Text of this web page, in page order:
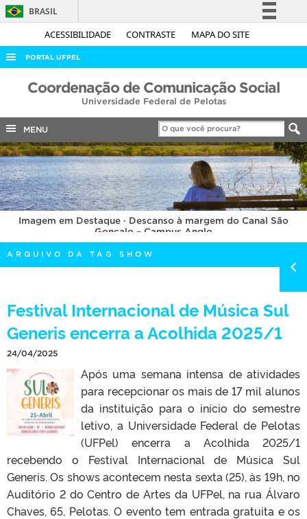
ACESSIBILIDADE CONTRASTE MAPA DO SITE
BRASIL
Simplifique!
Acesso à informação
Legislação
Canais
PORTAL UFPEL
ACESSO À INFORMAÇÃO
COBALTO
CONCURSOS
EDITAIS
INTERNACIONAL
OUVIDORIA
PORTARIAS
TELEFONES
Coordenação de Comunicação Social
Universidade Federal de Pelotas
MENU
Imagem em Destaque · Descanso à margem do Canal São
Gonçalo – Campus Anglo
ARQUIVO DA TAG SHOW
Festival Internacional de Música Sul
Generis encerra a Acolhida 2025/1
24/04/2025
Após uma semana intensa de atividades
para recepcionar os mais de 17 mil alunos
da instituição para o início do semestre
letivo, a Universidade Federal de Pelotas
(UFPel) encerra a Acolhida 2025/1
recebendo o Festival Internacional de Música Sul
Generis. Os shows acontecem nesta sexta (25), às 19h, no
Auditório 2 do Centro de Artes da UFPel, na rua Álvaro
Chaves, 65, Pelotas. O evento tem entrada gratuita e os